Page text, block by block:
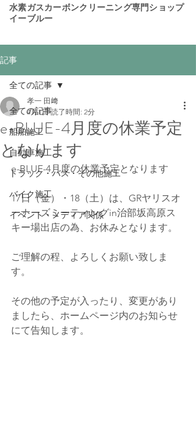
​水素ガスカーボンクリーニング専門ショップ
イーブルー
記事
全ての記事
船舶施工
自動車施工
トラック・バス・その他施工
バイク施工
イベント・メディア関係
全ての記事
e-BLUE-4月度の休業予定
となります
孝一 田﨑
4月1日 読了時間: 2分
e-BLUE-4月度の休業予定となります
17日（金）・18（土）は、GRヤリスオ
ーナーズミーティングin治部坂高原ス
キー場出店の為、お休みとなります。
ご理解の程、よろしくお願い致しま
す。
その他の予定が入ったり、変更があり
ましたら、ホームページ内のお知らせ
にて告知します。